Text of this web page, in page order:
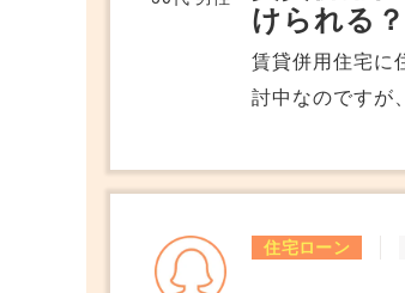
けられる？
賃貸併用住宅に
討中なのですが
は、自宅部分に
た、住宅ローン
住宅ローン